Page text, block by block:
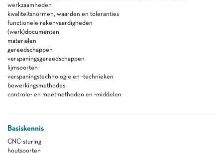
werkzaamheden
kwaliteitsnormen, waarden en toleranties
functionele rekenvaardigheden
(werk)documenten
materialen
gereedschappen
verspaningsgereedschappen
lijmsoorten
verspaningstechnologie en -technieken
bewerkingsmethodes
controle- en meetmethoden en -middelen
Basiskennis
CNC-sturing
houtsoorten